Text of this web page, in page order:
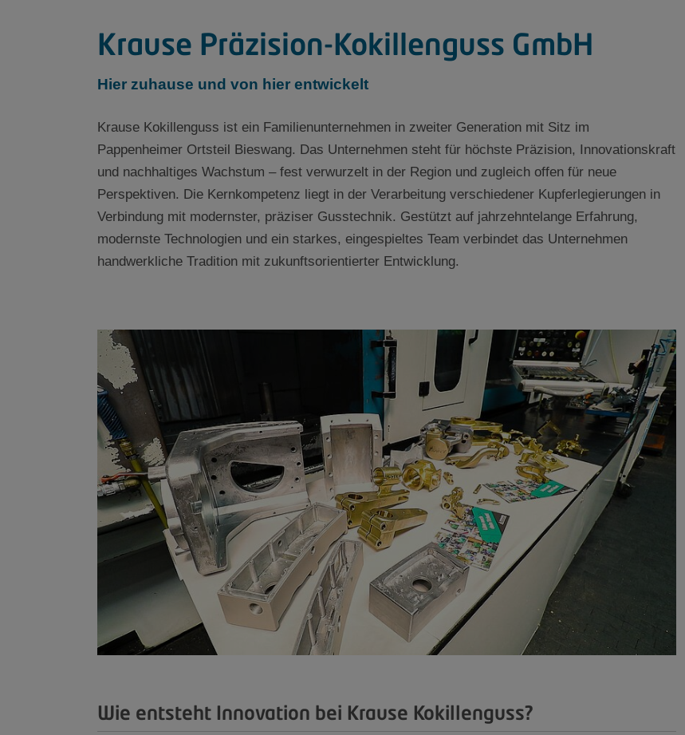
Krause Präzision-Kokillenguss GmbH
Hier zuhause und von hier entwickelt
Krause Kokillenguss ist ein Familienunternehmen in zweiter Generation mit Sitz im
Pappenheimer Ortsteil Bieswang. Das Unternehmen steht für höchste Präzision, Innovationskraft
und nachhaltiges Wachstum – fest verwurzelt in der Region und zugleich offen für neue
Perspektiven. Die Kernkompetenz liegt in der Verarbeitung verschiedener Kupferlegierungen in
Verbindung mit modernster, präziser Gusstechnik. Gestützt auf jahrzehntelange Erfahrung,
modernste Technologien und ein starkes, eingespieltes Team verbindet das Unternehmen
handwerkliche Tradition mit zukunftsorientierter Entwicklung.
Wie entsteht Innovation bei Krause Kokillenguss?